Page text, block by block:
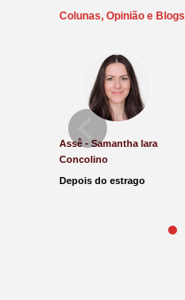
Colunas, Opinião e Blogs
Assê - Samantha Iara
Concolino
Depois do estrago